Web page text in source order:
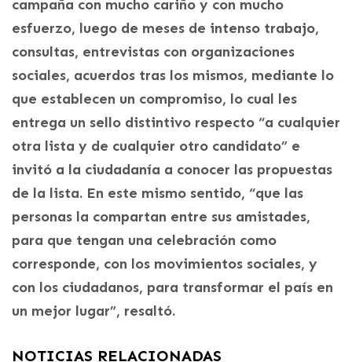
campaña con mucho cariño y con mucho
esfuerzo, luego de meses de intenso trabajo,
consultas, entrevistas con organizaciones
sociales, acuerdos tras los mismos, mediante lo
que establecen un compromiso, lo cual les
entrega un sello distintivo respecto “a cualquier
otra lista y de cualquier otro candidato” e
invitó a la ciudadanía a conocer las propuestas
de la lista. En este mismo sentido, “que las
personas la compartan entre sus amistades,
para que tengan una celebración como
corresponde, con los movimientos sociales, y
con los ciudadanos, para transformar el país en
un mejor lugar”, resaltó.
NOTICIAS RELACIONADAS